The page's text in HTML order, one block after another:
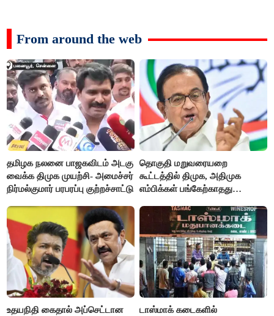
From around the web
தமிழக நலனை பாஜகவிடம் அடகு
வைக்க திமுக முயற்சி- அமைச்சர்
நிர்மல்குமார் பரபரப்பு குற்றச்சாட்டு
தொகுதி மறுவரையறை
கூட்டத்தில் திமுக, அதிமுக
எம்பிக்கள் பங்கேற்காதது
உதயநிதி கைதால் அப்செட்டான
டாஸ்மாக் கடைகளில்